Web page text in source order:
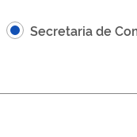
Secretaria de